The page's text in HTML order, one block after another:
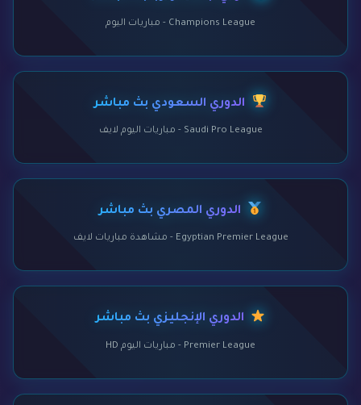
Champions League - مباريات اليوم
الدوري السعودي بث مباشر
Saudi Pro League - مباريات اليوم لايف
الدوري المصري بث مباشر
Egyptian Premier League - مشاهدة مباريات لايف
الدوري الإنجليزي بث مباشر
Premier League - مباريات اليوم HD